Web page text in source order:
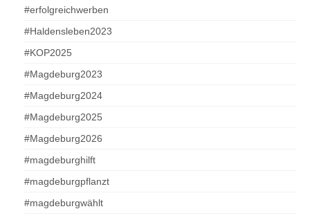
#erfolgreichwerben
#Haldensleben2023
#KOP2025
#Magdeburg2023
#Magdeburg2024
#Magdeburg2025
#Magdeburg2026
#magdeburghilft
#magdeburgpflanzt
#magdeburgwählt